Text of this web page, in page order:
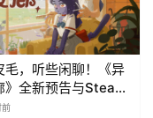
毛，听些闲聊！《异
》全新预告与Steam
玩公开
前